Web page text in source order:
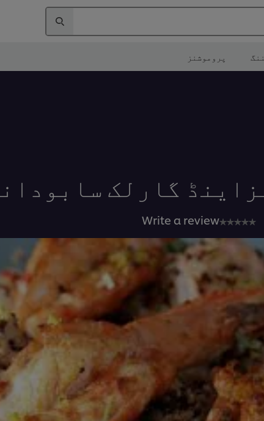
پروموشنز
گارلک سابودانہ
No
ratings
submitted
for
this
recipe
Write a review